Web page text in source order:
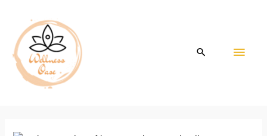
springen